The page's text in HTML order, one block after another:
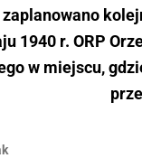
1940 r. ORP
w miejscu,